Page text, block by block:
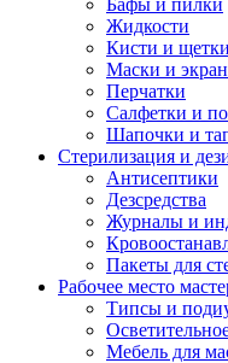
Бафы и пилки
Жидкости
Кисти и
Маски и
Перчатки
Салфетки и
Шапочки и
Стерилизация и
Антисептики
Дезсредства
Журналы и
Пакеты для
Рабочее место
Типсы и
Мебель для